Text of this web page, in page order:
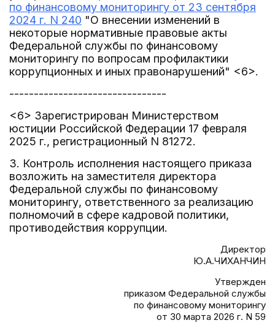
по финансовому мониторингу от 23 сентября
2024 г. N 240 "О внесении изменений в
некоторые нормативные правовые акты
Федеральной службы по финансовому
мониторингу по вопросам профилактики
коррупционных и иных правонарушений" <6>.
--------------------------------
<6> Зарегистрирован Министерством
юстиции Российской Федерации 17 февраля
2025 г., регистрационный N 81272.
3. Контроль исполнения настоящего приказа
возложить на заместителя директора
Федеральной службы по финансовому
мониторингу, ответственного за реализацию
полномочий в сфере кадровой политики,
противодействия коррупции.
Директор
Ю.А.ЧИХАНЧИН
Утвержден
приказом Федеральной службы
по финансовому мониторингу
от 30 марта 2026 г. N 59